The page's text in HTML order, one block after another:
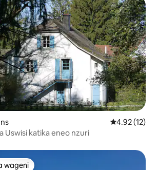
Ukadiriaji wa
4.92 (12)
Uswisi katika eneo nzuri
wageni